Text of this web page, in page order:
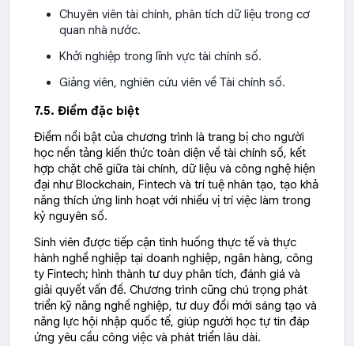
Chuyên viên tài chính, phân tích dữ liệu trong cơ
quan nhà nước.
Khởi nghiệp trong lĩnh vực tài chính số.
Giảng viên, nghiên cứu viên về Tài chính số.
7.5. Điểm đặc biệt
Điểm nổi bật của chương trình là trang bị cho người
học nền tảng kiến thức toàn diện về tài chính số, kết
hợp chặt chẽ giữa tài chính, dữ liệu và công nghệ hiện
đại như Blockchain, Fintech và trí tuệ nhân tạo, tạo khả
năng thích ứng linh hoạt với nhiều vị trí việc làm trong
kỷ nguyên số.
Sinh viên được tiếp cận tình huống thực tế và thực
hành nghề nghiệp tại doanh nghiệp, ngân hàng, công
ty Fintech; hình thành tư duy phân tích, đánh giá và
giải quyết vấn đề. Chương trình cũng chú trọng phát
triển kỹ năng nghề nghiệp, tư duy đổi mới sáng tạo và
năng lực hội nhập quốc tế, giúp người học tự tin đáp
ứng yêu cầu công việc và phát triển lâu dài.